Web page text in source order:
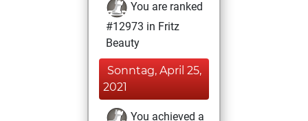
You are ranked
#12973 in Fritz
Beauty
Sonntag, April 25,
2021
You achieved a